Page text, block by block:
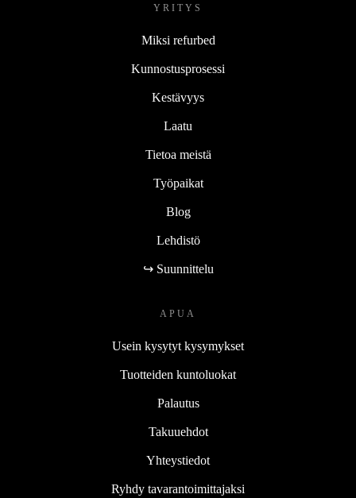
YRITYS
Miksi refurbed
Kunnostusprosessi
Kestävyys
Laatu
Tietoa meistä
Työpaikat
Blog
Lehdistö
↪ Suunnittelu
APUA
Usein kysytyt kysymykset
Tuotteiden kuntoluokat
Palautus
Takuuehdot
Yhteystiedot
Ryhdy tavarantoimittajaksi